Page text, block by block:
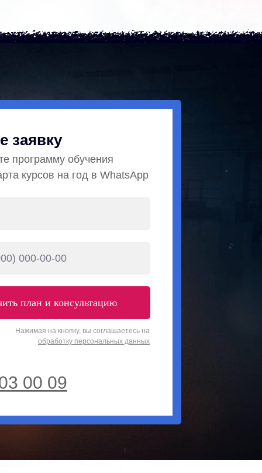
заявку
программу обучения
курсов на год в WhatsApp
Нажимая на кнопку, вы соглашаетесь на
обработку персональных данных
00 09
план и консультацию